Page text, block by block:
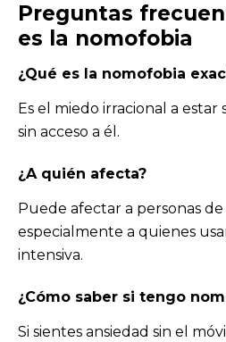
Preguntas
es la nomofobia
¿Qué es la nomofobia
Es el miedo irracional a
sin acceso a él.
¿A quién afecta?
Puede afectar a personas
especialmente a quienes
intensiva.
¿Cómo saber si tengo
Si sientes ansiedad sin el